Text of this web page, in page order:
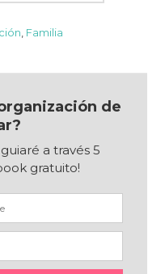
, Familia
de
a través 5
gratuito!